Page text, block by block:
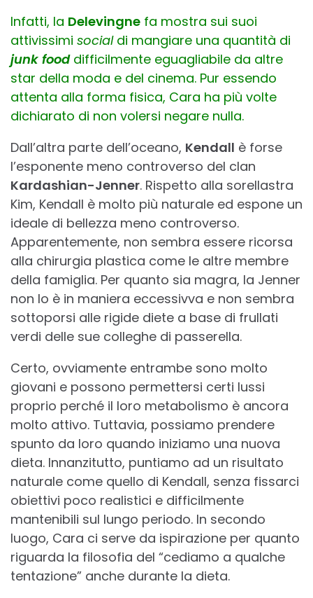
Infatti, la Delevingne fa mostra sui suoi
attivissimi socialdi mangiare una quantità di
junk fooddifficilmente eguagliabile da altre
star della moda e del cinema. Pur essendo
attenta alla forma fisica, Cara ha più volte
dichiarato di non volersi negare nulla.
Dall’altra parte dell’oceano, Kendall è forse
l’esponente meno controverso del clan
Kardashian-Jenner. Rispetto alla sorellastra
Kim, Kendall è molto più naturale ed espone un
ideale di bellezza meno controverso.
Apparentemente, non sembra essere ricorsa
alla chirurgia plastica come le altre membre
della famiglia. Per quanto sia magra, la Jenner
non lo è in maniera eccessivva e non sembra
sottoporsi alle rigide diete a base di frullati
verdi delle sue colleghe di passerella.
Certo, ovviamente entrambe sono molto
giovani e possono permettersi certi lussi
proprio perché il loro metabolismo è ancora
molto attivo. Tuttavia, possiamo prendere
spunto da loro quando iniziamo una nuova
dieta. Innanzitutto, puntiamo ad un risultato
naturale come quello di Kendall, senza fissarci
obiettivi poco realistici e difficilmente
mantenibili sul lungo periodo. In secondo
luogo, Cara ci serve da ispirazione per quanto
riguarda la filosofia del “cediamo a qualche
tentazione” anche durante la dieta.